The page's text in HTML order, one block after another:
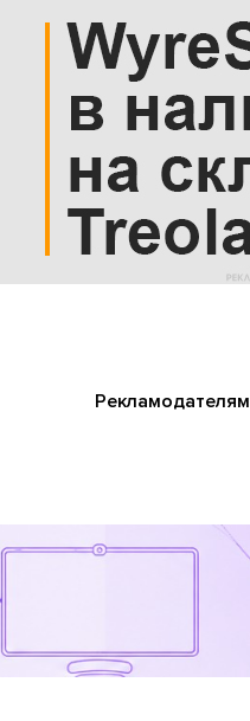
Рекламодателям